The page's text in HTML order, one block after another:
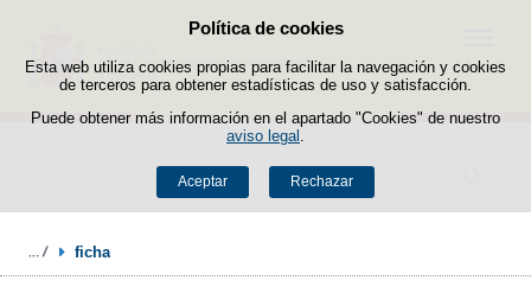
Política de cookies
Esta web utiliza cookies propias para facilitar la navegación y cookies
de terceros para obtener estadísticas de uso y satisfacción.
Puede obtener más información en el apartado "Cookies" de nuestro
aviso legal
Aceptar Rechazar
Saltar al contenido
Buscador
Menú
ficha